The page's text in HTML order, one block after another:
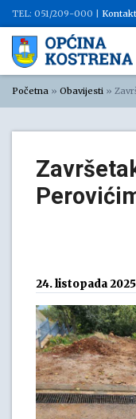
TEL: 051/209-000 |
Početna » Obavijesti »
24. listopada